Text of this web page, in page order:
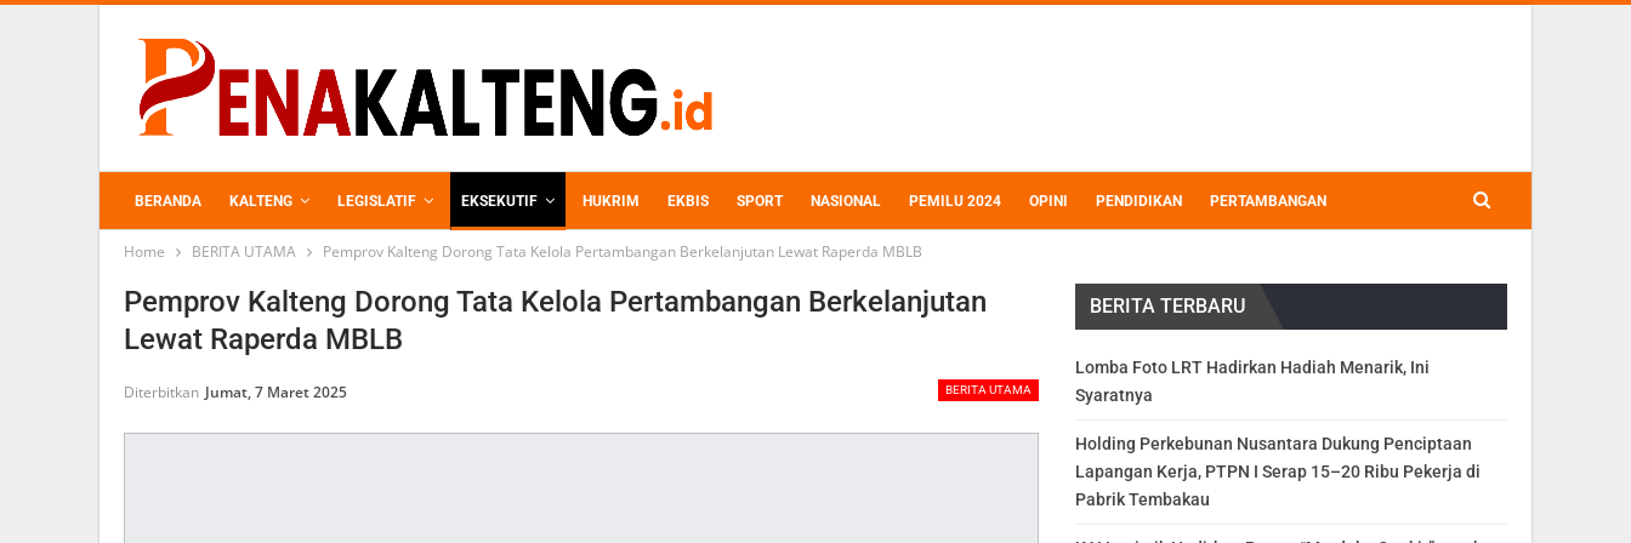
BERANDA KALTENG LEGISLATIF EKSEKUTIF HUKRIM EKBIS SPORT NASIONAL PEMILU 2024 OPINI PENDIDIKAN PERTAMBANGAN
PERKEBUNAN
Home BERITA UTAMA Pemprov Kalteng Dorong Tata Kelola Pertambangan Berkelanjutan Lewat Raperda MBLB
Pemprov Kalteng Dorong Tata Kelola Pertambangan Berkelanjutan
Lewat Raperda MBLB
BERITA UTAMA
Diterbitkan Jumat, 7 Maret 2025
BERITA TERBARU
Lomba Foto LRT Hadirkan Hadiah Menarik, Ini
Syaratnya
Holding Perkebunan Nusantara Dukung Penciptaan
Lapangan Kerja, PTPN I Serap 15–20 Ribu Pekerja di
Pabrik Tembakau